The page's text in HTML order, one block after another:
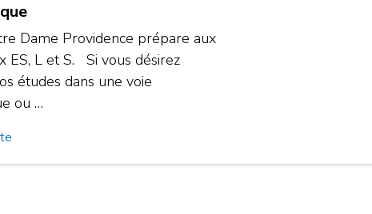
Dame Providence prépare aux
ES, L et S. Si vous désirez
études dans une voie
ou …